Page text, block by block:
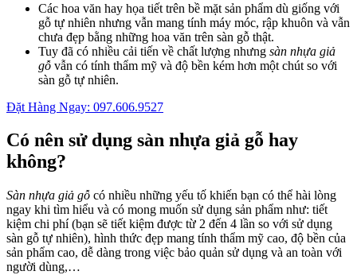
Các hoa văn hay họa tiết trên bề mặt sản phẩm dù giống với
gỗ tự nhiên nhưng vẫn mang tính máy móc, rập khuôn và vẫn
chưa đẹp bằng những hoa văn trên sàn gỗ thật.
Tuy đã có nhiều cải tiến về chất lượng nhưng sàn nhựa giả
gỗ vẫn có tính thẩm mỹ và độ bền kém hơn một chút so với
sàn gỗ tự nhiên.
Đặt Hàng Ngay: 097.606.9527
Có nên sử dụng sàn nhựa giả gỗ hay
không?
Sàn nhựa giả gỗ có nhiều những yếu tố khiến bạn có thể hài lòng
ngay khi tìm hiểu và có mong muốn sử dụng sản phẩm như: tiết
kiệm chi phí (bạn sẽ tiết kiệm được từ 2 đến 4 lần so với sử dụng
sàn gỗ tự nhiên), hình thức đẹp mang tính thẩm mỹ cao, độ bền của
sản phẩm cao, dễ dàng trong việc bảo quản sử dụng và an toàn với
người dùng,…